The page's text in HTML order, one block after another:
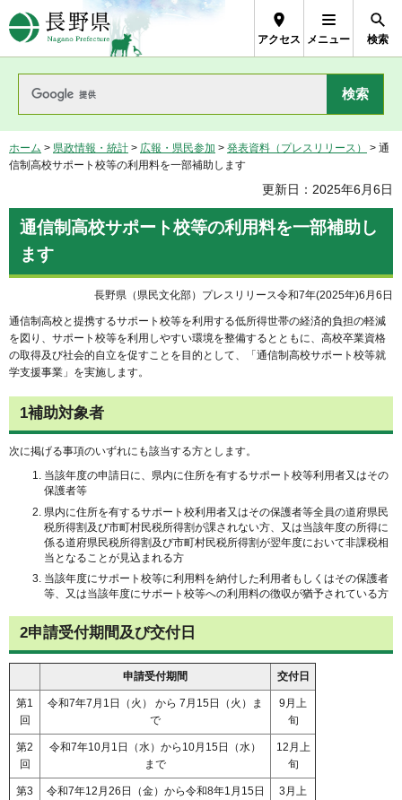
長野県Nagano Prefecture
アクセス メニュー 検索
ホーム > 県政情報・統計 > 広報・県民参加 > 発表資料（プレスリリース）
> 通
信制高校サポート校等の利用料を一部補助します
更新日：2025年6月6日
通信制高校サポート校等の利用料を一部補助し
ます
長野県（県民文化部）プレスリリース令和7年(2025年)6月6日
通信制高校と提携するサポート校等を利用する低所得世帯の経済的負担の軽減
を図り、サポート校等を利用しやすい環境を整備するとともに、高校卒業資格
の取得及び社会的自立を促すことを目的として、「通信制高校サポート校等就
学支援事業」を実施します。
1補助対象者
次に掲げる事項のいずれにも該当する方とします。
当該年度の申請日に、県内に住所を有するサポート校等利用者又はその
保護者等
県内に住所を有するサポート校利用者又はその保護者等全員の道府県民
税所得割及び市町村民税所得割が課されない方、又は当該年度の所得に
係る道府県民税所得割及び市町村民税所得割が翌年度において非課税相
当となることが見込まれる方
当該年度にサポート校等に利用料を納付した利用者もしくはその保護者
等、又は当該年度にサポート校等への利用料の徴収が猶予されている方
2申請受付期間及び交付日
申請受付期間 交付日
第1
回
令和7年7月1日（火） から 7月15日（火）ま
で
9月上
旬
第2
回
令和7年10月1日（水）から10月15日（水）
まで
12月上
旬
第3
令和7年12月26日（金）から令和8年1月15日
3月上